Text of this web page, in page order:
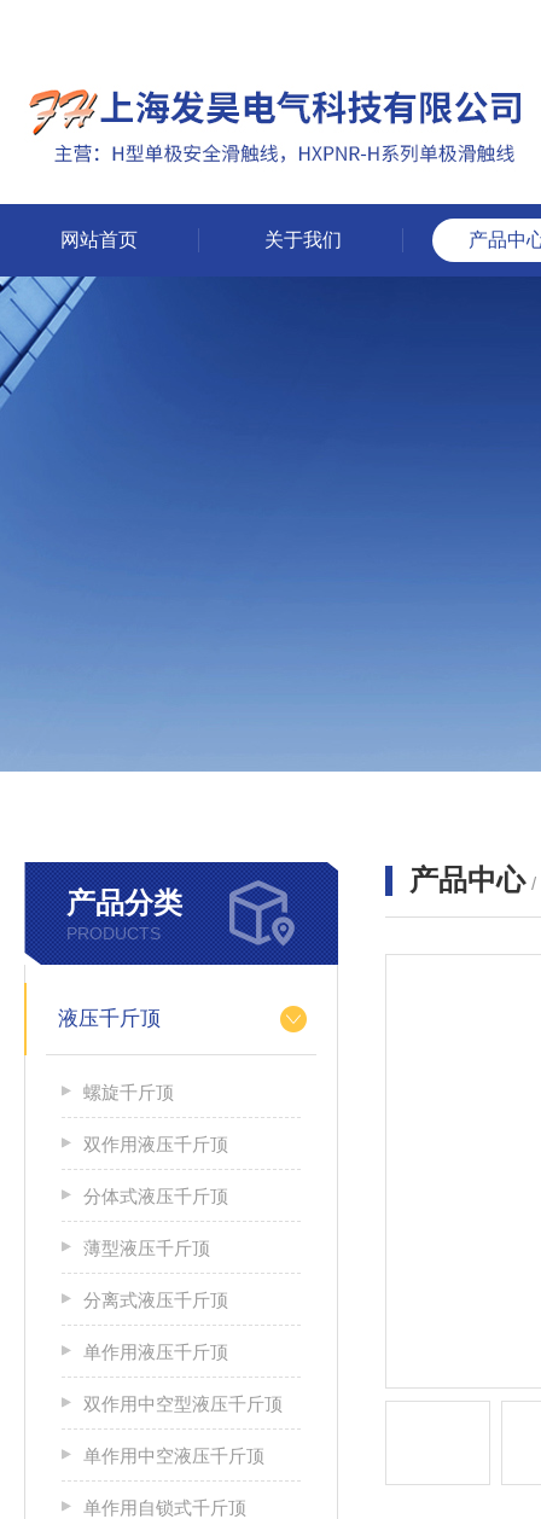
网站首页 关于我们 产品中
产品分类
PRODUCTS
液压千斤顶
螺旋千斤顶
双作用液压千斤顶
分体式液压千斤顶
薄型液压千斤顶
分离式液压千斤顶
单作用液压千斤顶
双作用中空型液压千斤顶
单作用中空液压千斤顶
单作用自锁式千斤顶
产品中心 /